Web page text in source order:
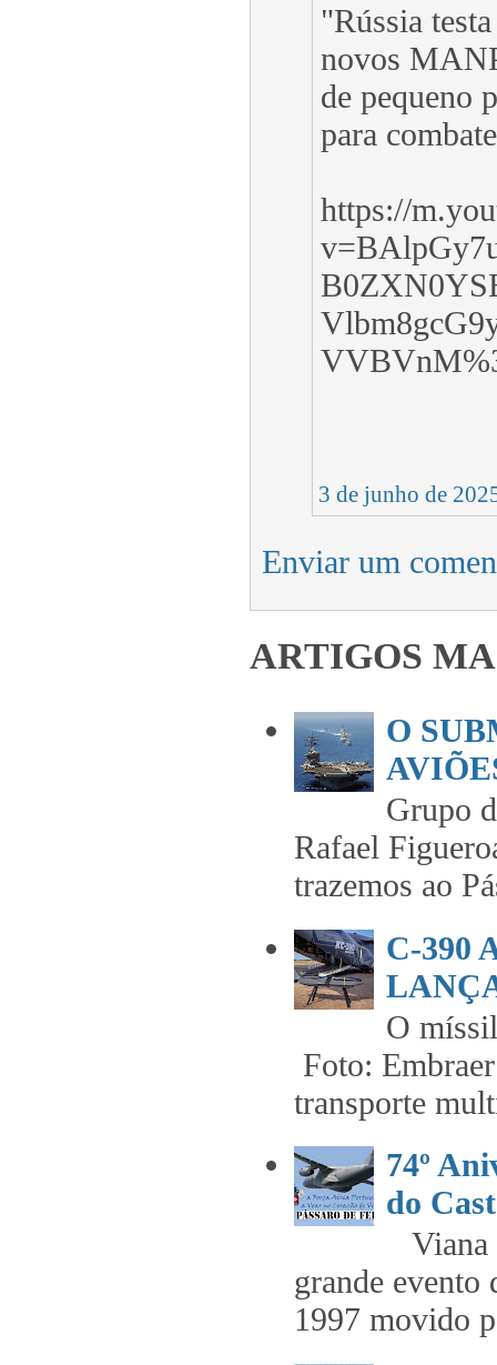
"Rússia testa
novos
de pequeno
para
https://
3 de junho de
Enviar um
ARTIGOS
O
Grupo
Rafael
trazemos ao
C-390
O
Foto:
transporte
74º
do
Viana
grande evento
1997 movido